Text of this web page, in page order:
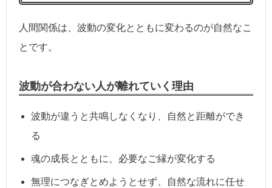
人間関係は、波動の変化とともに変わるのが自然なこ
とです。
波動が合わない人が離れていく理由
波動が違うと共鳴しなくなり、自然と距離ができ
る
魂の成長とともに、必要なご縁が変化する
無理につなぎとめようとせず、自然な流れに任せ